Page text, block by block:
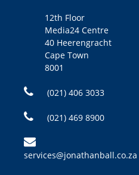
12th Floor
Media24 Centre
40 Heerengracht
Cape Town
8001
(021) 406 3033
(021) 469 8900
services@jonathanball.co.za